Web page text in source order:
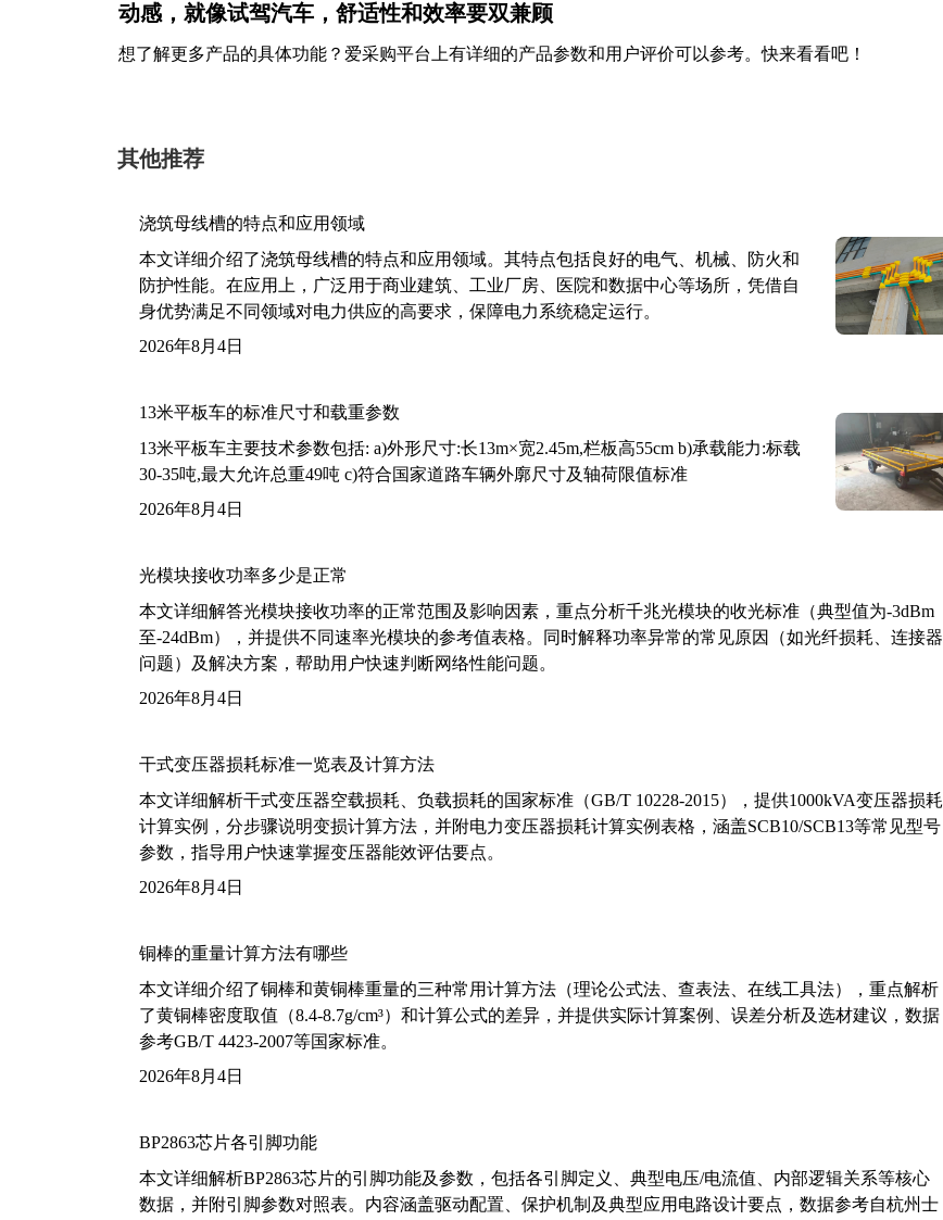
动感，就像试驾汽车，舒适性和效率要双兼顾
想了解更多产品的具体功能？爱采购平台上有详细的产品参数和用户评价可以参考。快来看看吧！
其他推荐
浇筑母线槽的特点和应用领域
本文详细介绍了浇筑母线槽的特点和应用领域。其特点包括良好的电气、机械、防火和
防护性能。在应用上，广泛用于商业建筑、工业厂房、医院和数据中心等场所，凭借自
身优势满足不同领域对电力供应的高要求，保障电力系统稳定运行。
2026年8月4日
13米平板车的标准尺寸和载重参数
13米平板车主要技术参数包括: a)外形尺寸:长13m×宽2.45m,栏板高55cm b)承载能力:标载
30-35吨,最大允许总重49吨 c)符合国家道路车辆外廓尺寸及轴荷限值标准
2026年8月4日
光模块接收功率多少是正常
本文详细解答光模块接收功率的正常范围及影响因素，重点分析千兆光模块的收光标准（典型值为-3dBm
至-24dBm），并提供不同速率光模块的参考值表格。同时解释功率异常的常见原因（如光纤损耗、连接器
问题）及解决方案，帮助用户快速判断网络性能问题。
2026年8月4日
干式变压器损耗标准一览表及计算方法
本文详细解析干式变压器空载损耗、负载损耗的国家标准（GB/T 10228-2015），提供1000kVA变压器损耗
计算实例，分步骤说明变损计算方法，并附电力变压器损耗计算实例表格，涵盖SCB10/SCB13等常见型号
参数，指导用户快速掌握变压器能效评估要点。
2026年8月4日
铜棒的重量计算方法有哪些
本文详细介绍了铜棒和黄铜棒重量的三种常用计算方法（理论公式法、查表法、在线工具法），重点解析
了黄铜棒密度取值（8.4-8.7g/cm³）和计算公式的差异，并提供实际计算案例、误差分析及选材建议，数据
参考GB/T 4423-2007等国家标准。
2026年8月4日
BP2863芯片各引脚功能
本文详细解析BP2863芯片的引脚功能及参数，包括各引脚定义、典型电压/电流值、内部逻辑关系等核心
数据，并附引脚参数对照表。内容涵盖驱动配置、保护机制及典型应用电路设计要点，数据参考自杭州士